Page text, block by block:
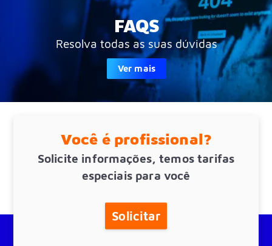
FAQS
Resolva todas as suas dúvidas
Ver mais
Você é profissional?
Solicite informações, temos tarifas
especiais para você
Solicitar